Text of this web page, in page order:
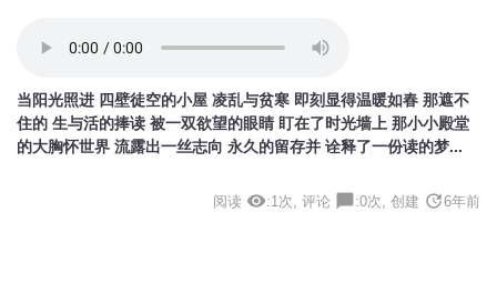
当阳光照进 四壁徒空的小屋 凌乱与贫寒 即刻显得温暖如春 那遮不
住的 生与活的捧读 被一双欲望的眼睛 盯在了时光墙上 那小小殿堂
的大胸怀世界 流露出一丝志向 永久的留存并 诠释了一份读的梦...
阅读 visibility:1次, 评论 chat_bubble:0次, 创建 update6年前